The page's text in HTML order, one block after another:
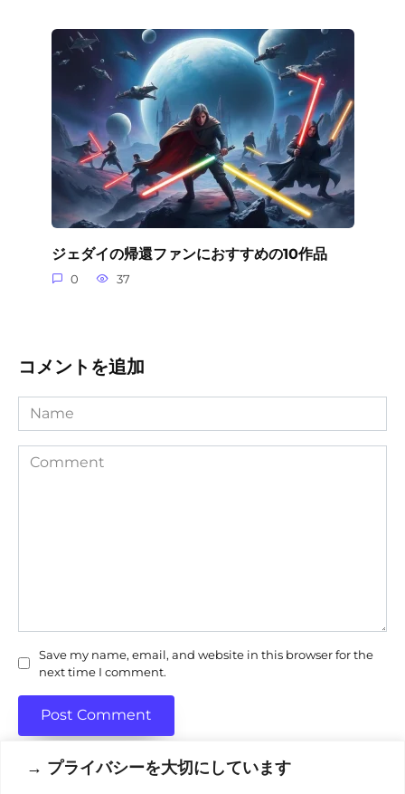
→ プライバシーを大切にしています
ジェダイの帰還ファンにおすすめの10作品
0 37
コメントを追加
Name
Comment
Save my name, email, and website in this browser for the
next time I comment.